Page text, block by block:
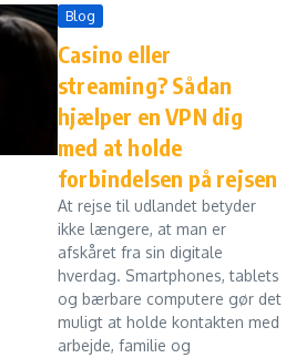
Blog
Casino eller
streaming? Sådan
hjælper en VPN dig
med at holde
forbindelsen på rejsen
At rejse til udlandet betyder
ikke længere, at man er
afskåret fra sin digitale
hverdag. Smartphones, tablets
og bærbare computere gør det
muligt at holde kontakten med
arbejde, familie og